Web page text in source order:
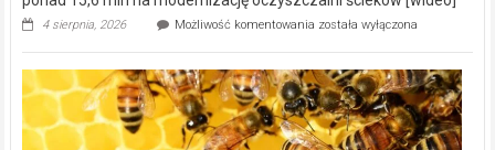
4 sierpnia, 2026 Możliwość komentowania Ekologiczne
Wręczyca
Wielka
z
dofinansowaniem
została wyłączona